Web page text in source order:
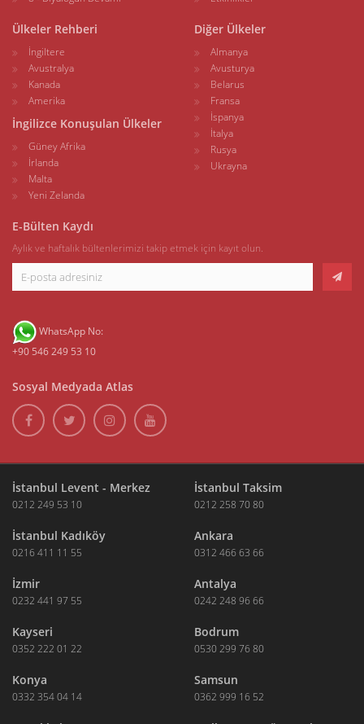
Ülkeler Rehberi
İngiltere
Avustralya
Kanada
Amerika
İngilizce Konuşulan Ülkeler
Güney Afrika
İrlanda
Malta
Yeni Zelanda
Diğer Ülkeler
Almanya
Avusturya
Belarus
Fransa
İspanya
İtalya
Rusya
Ukrayna
E-Bülten Kaydı
Aylık ve haftalık bültenlerimizi takip etmek için kayıt olun.
WhatsApp No:
+90 546 249 53 10
Sosyal Medyada Atlas
İstanbul Levent - Merkez
0212 249 53 10
İstanbul Taksim
0212 258 70 80
İstanbul Kadıköy
0216 411 11 55
Ankara
0312 466 63 66
İzmir
0232 441 97 55
Antalya
0242 248 96 66
Kayseri
0352 222 01 22
Bodrum
0530 299 76 80
Konya
0332 354 04 14
Samsun
0362 999 16 52